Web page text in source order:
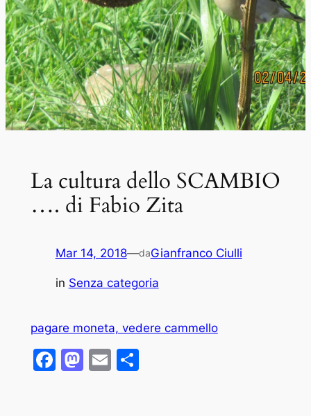
La cultura dello SCAMBIO
…. di Fabio Zita
Mar 14, 2018—daGianfranco Ciulli
in Senza categoria
pagare moneta, vedere cammello
Facebook
Mastodon
EmailCondividi